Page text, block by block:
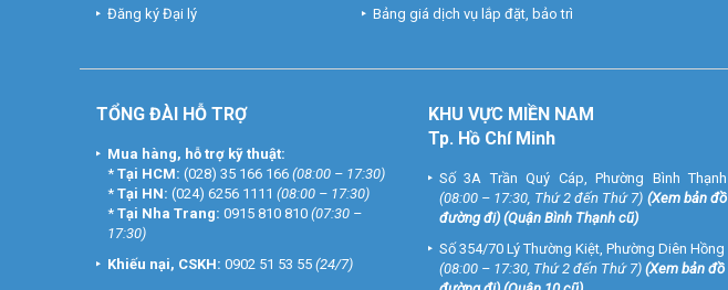
Đăng ký Đại lý
Bảng giá dịch vụ lắp đặt, bảo trì
TỔNG ĐÀI HỖ TRỢ
Mua hàng, hỗ trợ kỹ thuật:
* Tại HCM: (028) 35 166 166 (08:00 – 17:30)
* Tại HN: (024) 6256 1111 (08:00 – 17:30)
* Tại Nha Trang: 0915 810 810 (07:30 –
17:30)
Khiếu nại, CSKH: 0902 51 53 55 (24/7)
KHU VỰC MIỀN NAM
Tp. Hồ Chí Minh
Số 3A Trần Quý Cáp, Phường Bình Thạnh
(08:00 – 17:30, Thứ 2 đến Thứ 7) (Xem bản đồ
đường đi) (Quận Bình Thạnh cũ)
Số 354/70 Lý Thường Kiệt, Phường Diên Hồng
(08:00 – 17:30, Thứ 2 đến Thứ 7) (Xem bản đồ